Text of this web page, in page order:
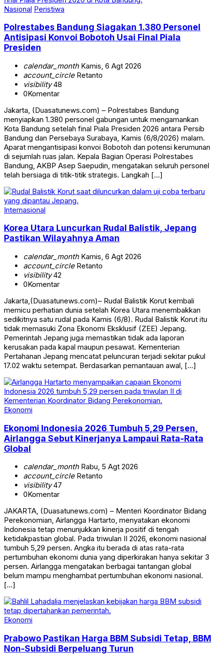
Nasional Peristiwa
Polrestabes Bandung Siagakan 1.380 Personel
Antisipasi Konvoi Bobotoh Usai Final Piala
Presiden
calendar_monthKamis, 6 Agt 2026
account_circleRetanto
visibility48
0Komentar
Jakarta, (Duasatunews.com) – Polrestabes Bandung
menyiapkan 1.380 personel gabungan untuk mengamankan
Kota Bandung setelah final Piala Presiden 2026 antara Persib
Bandung dan Persebaya Surabaya, Kamis (6/8/2026) malam.
Aparat mengantisipasi konvoi Bobotoh dan potensi kerumunan
di sejumlah ruas jalan. Kepala Bagian Operasi Polrestabes
Bandung, AKBP Asep Saepudin, mengatakan seluruh personel
telah bersiaga di titik-titik strategis. Langkah […]
Internasional
Korea Utara Luncurkan Rudal Balistik, Jepang
Pastikan Wilayahnya Aman
calendar_monthKamis, 6 Agt 2026
account_circleRetanto
visibility42
0Komentar
Jakarta,(Duasatunews.com)– Rudal Balistik Korut kembali
memicu perhatian dunia setelah Korea Utara menembakkan
sedikitnya satu rudal pada Kamis (6/8). Rudal Balistik Korut itu
tidak memasuki Zona Ekonomi Eksklusif (ZEE) Jepang.
Pemerintah Jepang juga memastikan tidak ada laporan
kerusakan pada kapal maupun pesawat. Kementerian
Pertahanan Jepang mencatat peluncuran terjadi sekitar pukul
17.02 waktu setempat. Berdasarkan pemantauan awal, […]
Ekonomi
Ekonomi Indonesia 2026 Tumbuh 5,29 Persen,
Airlangga Sebut Kinerjanya Lampaui Rata-Rata
Global
calendar_monthRabu, 5 Agt 2026
account_circleRetanto
visibility47
0Komentar
JAKARTA, (Duasatunews.com) – Menteri Koordinator Bidang
Perekonomian, Airlangga Hartarto, menyatakan ekonomi
Indonesia tetap menunjukkan kinerja positif di tengah
ketidakpastian global. Pada triwulan II 2026, ekonomi nasional
tumbuh 5,29 persen. Angka itu berada di atas rata-rata
pertumbuhan ekonomi dunia yang diperkirakan hanya sekitar 3
persen. Airlangga mengatakan berbagai tantangan global
belum mampu menghambat pertumbuhan ekonomi nasional.
[…]
Ekonomi
Prabowo Pastikan Harga BBM Subsidi Tetap, BBM
Non-Subsidi Berpeluang Turun